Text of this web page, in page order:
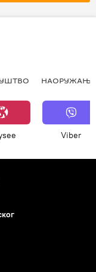
НАОРУЖАЊЕ
Viber